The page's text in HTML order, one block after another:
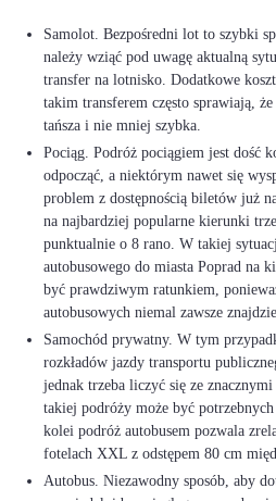
Samolot. Bezpośredni lot to szybki
należy wziąć pod uwagę aktualną
transfer na lotnisko. Dodatkowe
takim transferem często sprawiają,
tańsza i nie mniej szybka.
Pociąg. Podróż pociągiem jest dość
odpocząć, a niektórym nawet się
problem z dostępnością biletów już
na najbardziej popularne kierunki
punktualnie o 8 rano. W takiej
autobusowego do miasta Poprad na
być prawdziwym ratunkiem,
autobusowych niemal zawsze
Samochód prywatny. W tym
rozkładów jazdy transportu
jednak trzeba liczyć się ze
takiej podróży może być
kolei podróż autobusem pozwala
fotelach XXL z odstępem 80 cm
Autobus. Niezawodny sposób, aby